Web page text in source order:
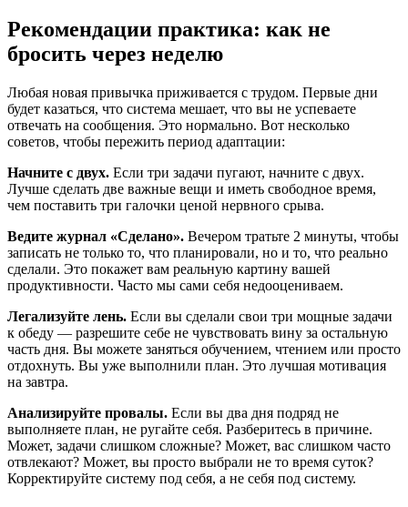
Рекомендации практика: как не
бросить через неделю
Любая новая привычка приживается с трудом. Первые дни
будет казаться, что система мешает, что вы не успеваете
отвечать на сообщения. Это нормально. Вот несколько
советов, чтобы пережить период адаптации:
Начните с двух. Если три задачи пугают, начните с двух.
Лучше сделать две важные вещи и иметь свободное время,
чем поставить три галочки ценой нервного срыва.
Ведите журнал «Сделано». Вечером тратьте 2 минуты, чтобы
записать не только то, что планировали, но и то, что реально
сделали. Это покажет вам реальную картину вашей
продуктивности. Часто мы сами себя недооцениваем.
Легализуйте лень. Если вы сделали свои три мощные задачи
к обеду — разрешите себе не чувствовать вину за остальную
часть дня. Вы можете заняться обучением, чтением или просто
отдохнуть. Вы уже выполнили план. Это лучшая мотивация
на завтра.
Анализируйте провалы. Если вы два дня подряд не
выполняете план, не ругайте себя. Разберитесь в причине.
Может, задачи слишком сложные? Может, вас слишком часто
отвлекают? Может, вы просто выбрали не то время суток?
Корректируйте систему под себя, а не себя под систему.